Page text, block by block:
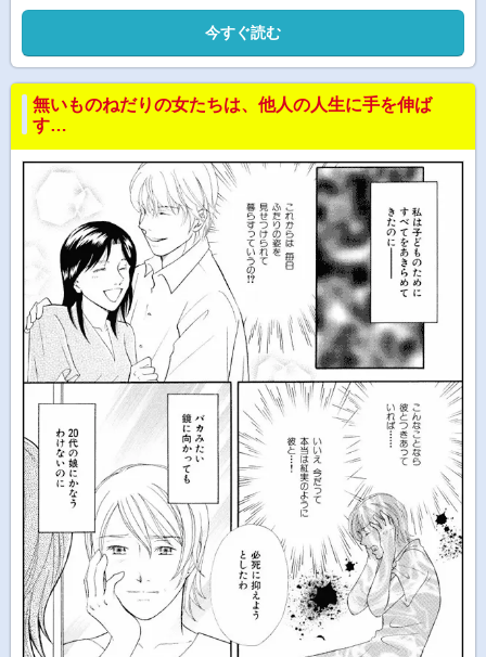
今すぐ読む
無いものねだりの女たちは、他人の人生に手を伸ば
す…